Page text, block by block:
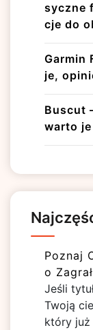
syczne
cje do
Garmin
je,
Buscut
warto
Poznaj
o
Jeśli
Twoją
który już